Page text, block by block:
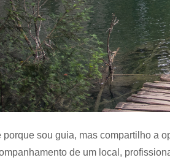
porque sou guia, mas compartilho a
de um local,